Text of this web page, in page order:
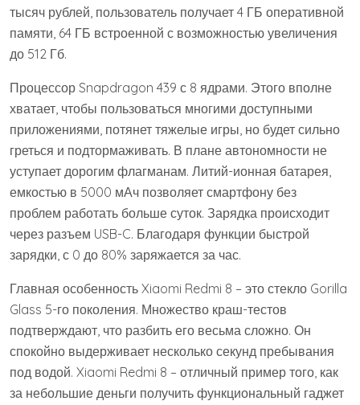
тысяч рублей, пользователь получает 4 ГБ оперативной
памяти, 64 ГБ встроенной с возможностью увеличения
до 512 Гб.
Процессор Snapdragon 439 с 8 ядрами. Этого вполне
хватает, чтобы пользоваться многими доступными
приложениями, потянет тяжелые игры, но будет сильно
греться и подтормаживать. В плане автономности не
уступает дорогим флагманам. Литий-ионная батарея,
емкостью в 5000 мАч позволяет смартфону без
проблем работать больше суток. Зарядка происходит
через разъем USB-C. Благодаря функции быстрой
зарядки, с 0 до 80% заряжается за час.
Главная особенность Xiaomi Redmi 8 – это стекло Gorilla
Glass 5-го поколения. Множество краш-тестов
подтверждают, что разбить его весьма сложно. Он
спокойно выдерживает несколько секунд пребывания
под водой. Xiaomi Redmi 8 – отличный пример того, как
за небольшие деньги получить функциональный гаджет